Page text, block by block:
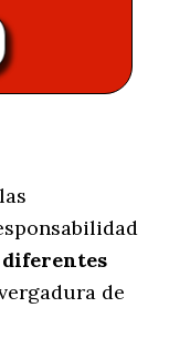
diferentes
de